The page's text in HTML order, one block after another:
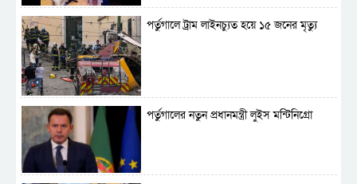
পর্তুগালে ট্রাম লাইনচ্যুত হয়ে ১৫ জনের মৃত্যু
পর্তুগালের নতুন প্রধানমন্ত্রী লুইস মন্টিনিগ্রো